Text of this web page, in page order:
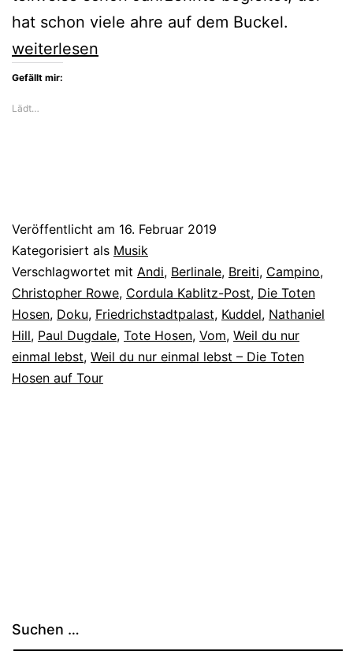
hat schon viele ahre auf dem Buckel.
Die
Berlinale
feiert
weiterlesen
Gefällt mir:
Lädt…
Veröffentlicht am 16. Februar 2019
Kategorisiert als Musik
Verschlagwortet mit Andi, Berlinale, Breiti, Campino,
Christopher Rowe, Cordula Kablitz-Post, Die Toten
Hosen, Doku, Friedrichstadtpalast, Kuddel, Nathaniel
Hill, Paul Dugdale, Tote Hosen, Vom, Weil du nur
einmal lebst, Weil du nur einmal lebst – Die Toten
Hosen auf Tour
Suchen …